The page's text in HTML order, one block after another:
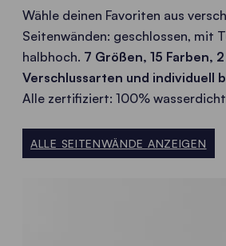
Wähle deinen Favoriten aus
Seitenwänden: geschlossen, mit
halbhoch. 7 Größen, 15 Farben,
Verschlussarten und individuell
Alle zertifiziert: 100%
ALLE SEITENWÄNDE ANZEIGEN